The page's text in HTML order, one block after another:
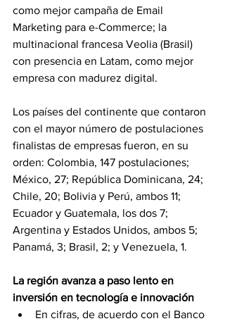
como mejor campaña de Email
Marketing para e-Commerce; la
multinacional francesa Veolia (Brasil)
con presencia en Latam, como mejor
empresa con madurez digital.
Los países del continente que contaron
con el mayor número de postulaciones
finalistas de empresas fueron, en su
orden: Colombia, 147 postulaciones;
México, 27; República Dominicana, 24;
Chile, 20; Bolivia y Perú, ambos 11;
Ecuador y Guatemala, los dos 7;
Argentina y Estados Unidos, ambos 5;
Panamá, 3; Brasil, 2; y Venezuela, 1.
La región avanza a paso lento en
inversión en tecnología e innovación
En cifras, de acuerdo con el Banco